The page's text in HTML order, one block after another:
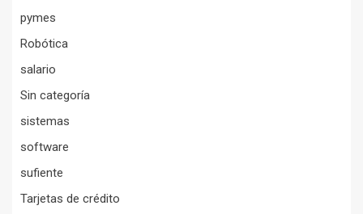
pymes
Robótica
salario
Sin categoría
sistemas
software
sufiente
Tarjetas de crédito